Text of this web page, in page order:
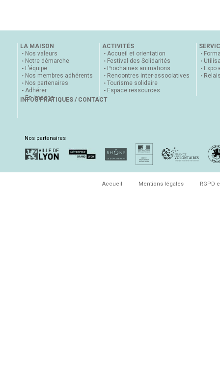
LA MAISON
Nos valeurs
Notre démarche
L’équipe
Nos membres adhérents
Nos partenaires
Adhérer
En images
ACTIVITÉS
Accueil et orientation
Festival des Solidarités
Prochaines animations
Rencontres inter-associatives
Tourisme solidaire
Espace ressources
Expo
INFOS PRATIQUES / CONTACT
Nos partenaires
Accueil Mentions légales RGPD